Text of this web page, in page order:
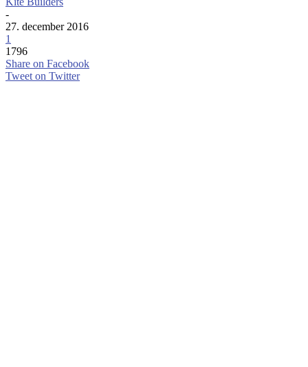
-
27. december 2016
1
1796
Share on Facebook
Tweet on Twitter